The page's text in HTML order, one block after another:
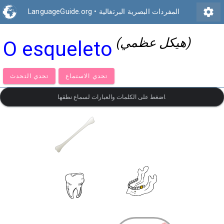
LanguageGuide.org • المفردات البصرية البرتغالية settings
O esqueleto (هيكل عظمي)
تحدي التحدث تحدي الاستماع
اضغط على الكلمات والعبارات لسماع نطقها.